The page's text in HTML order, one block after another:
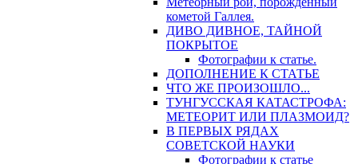
кометой Галлея.
ДИВО ДИВНОЕ, ТАЙНОЙ
ПОКРЫТОЕ
Фотографии к статье.
ДОПОЛНЕНИЕ К СТАТЬЕ
ЧТО ЖЕ ПРОИЗОШЛО...
ТУНГУССКАЯ КАТАСТРОФА:
МЕТЕОРИТ ИЛИ ПЛАЗМОИД?
В ПЕРВЫХ РЯДАХ
СОВЕТСКОЙ НАУКИ
Фотографии к статье